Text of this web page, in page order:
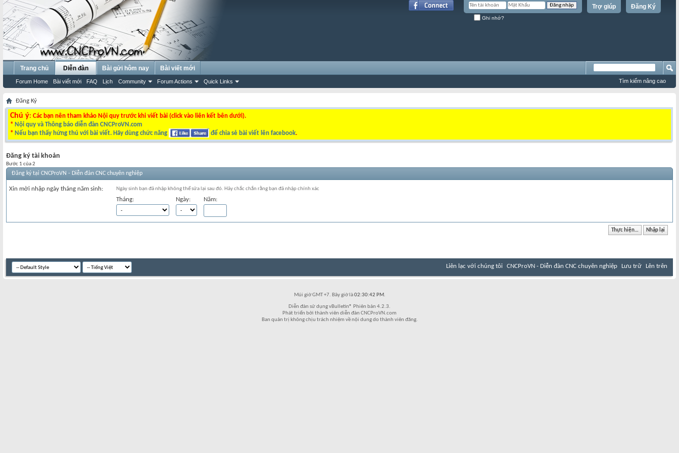
Đăng Ký
Trợ giúp
Ghi nhớ?
Trang chủ Diễn đàn
Forum Home Bài viết mới FAQ Lịch Community Forum Actions Quick Links
Bài gửi hôm nay Bài viết mới
Tìm kiếm nâng cao
Đăng Ký
Chú ý: Các bạn nên tham khảo Nội quy trước khi viết bài (click vào liên kết bên dưới).
* Nội quy và Thông báo diễn đàn CNCProVN.com
* Nếu bạn thấy hứng thú với bài viết. Hãy dùng chức năng để chia sẻ bài viết lên facebook.
Đăng ký tài khoản
Bước 1 của 2
Đăng ký tại CNCProVN - Diễn đàn CNC chuyên nghiệp
Xin mời nhập ngày tháng năm sinh: Ngày sinh bạn đã nhập không thể sửa lại sau đó. Hãy chắc chắn rằng bạn đã nhập chính xác
Tháng: Ngày: Năm:
Liên lạc với chúng tôi CNCProVN - Diễn đàn CNC chuyên nghiệp Lưu trữ Lên trên
Múi giờ GMT +7. Bây giờ là02:30:42 PM.
Diễn đàn sử dụng vBulletin® Phiên bản 4.2.3.
Phát triển bởi thành viên diễn đàn CNCProVN.com
Ban quản trị không chịu trách nhiệm về nội dung do thành viên đăng.